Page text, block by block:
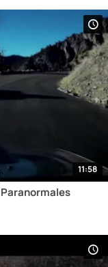
11:58